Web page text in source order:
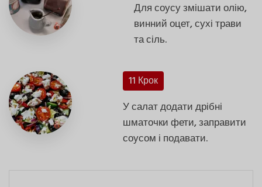
Для соусу змішати олію,
винний оцет, сухі трави
та сіль.
11 Крок
У салат додати дрібні
шматочки фети, заправити
соусом і подавати.